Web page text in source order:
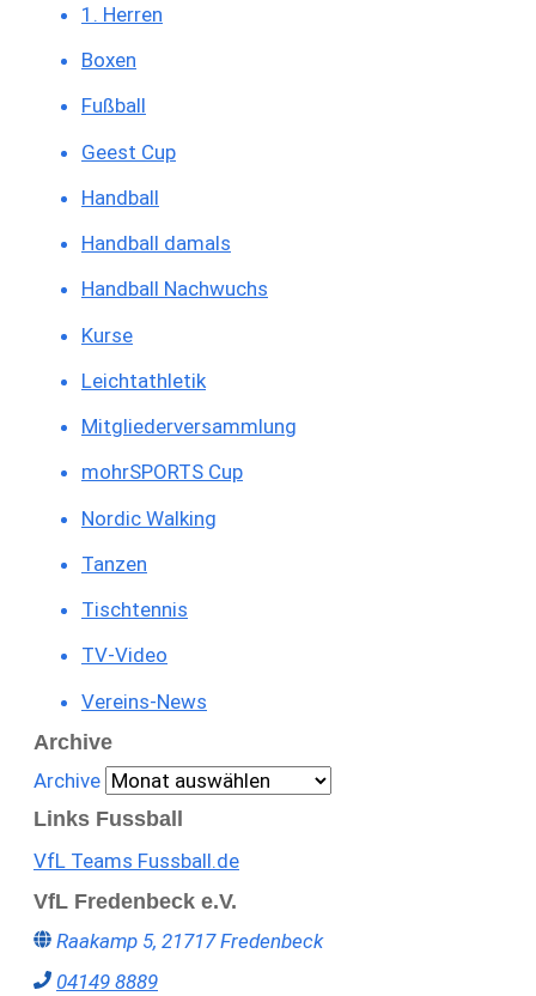
1. Herren
Boxen
Fußball
Geest Cup
Handball
Handball damals
Handball Nachwuchs
Kurse
Leichtathletik
Mitgliederversammlung
mohrSPORTS Cup
Nordic Walking
Tanzen
Tischtennis
TV-Video
Vereins-News
Archive
Archive
Links Fussball
VfL Teams Fussball.de
VfL Fredenbeck e.V.
Raakamp 5, 21717 Fredenbeck
04149 8889